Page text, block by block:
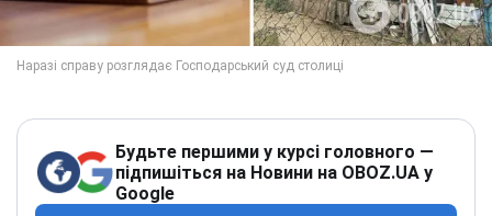
Будьте першими у курсі головного —
підпишіться на Новини на OBOZ.UA у
Google